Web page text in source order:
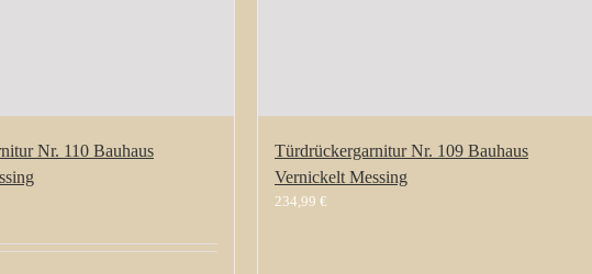
Nr. 110 Bauhaus
Türdrückergarnitur Nr. 109 Bauhaus
Vernickelt Messing
234,99 €